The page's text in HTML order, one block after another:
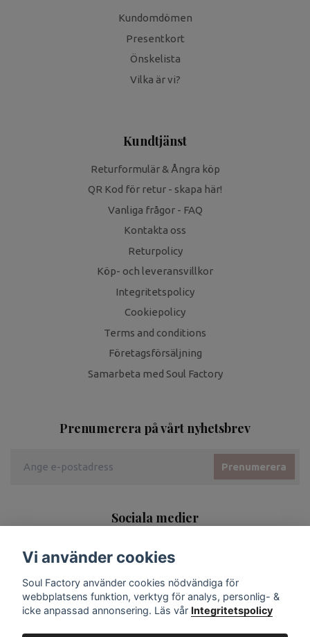
Kundomdömen
Presentkort
Önskelista
Vilka är vi?
Kundtjänst
Returformulär & Ångra köp
QR Kod för retur - skapa här!
Vanliga frågor - FAQ
Kontakta oss
Returpolicy
Köp- och leveransvillkor
Integritetspolicy
Cookiepolicy
Terms and conditions
Företagsförsäljning
Samarbeta med Soul Factory
Prenumerera på vårt nyhetsbrev
Prenumerera
Sociala medier
Vi använder cookies
Soul Factory använder cookies nödvändiga för
webbplatsens funktion, verktyg för analys, personlig- &
icke anpassad annonsering. Läs vår Integritetspolicy